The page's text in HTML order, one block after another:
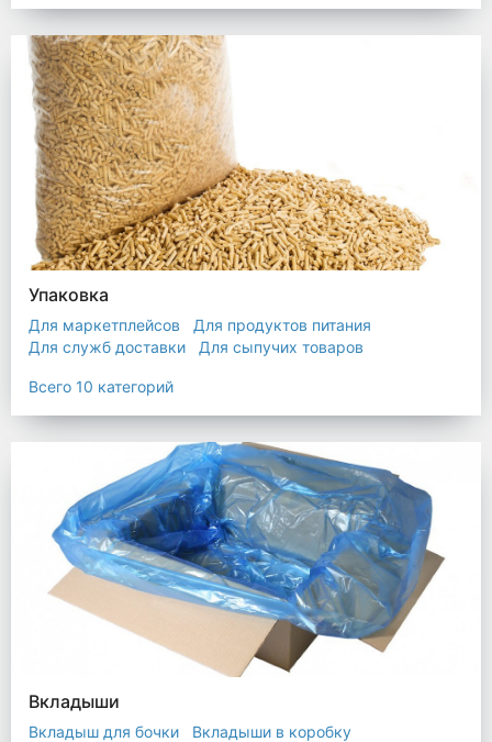
Упаковка
Для маркетплейсов
Для продуктов питания
Для служб доставки
Для сыпучих товаров
Промышленная упаковка
Прочая полиэтиленовая упаковка
Всего 10 категорий
Вкладыши
Вкладыш для бочки
Вкладыши в коробку